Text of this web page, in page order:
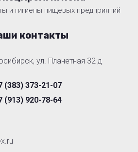
и гигиены пищевых предприятий
контакты
ул. Планетная 32 д
(383) 373-21-07
(913) 920-78-64